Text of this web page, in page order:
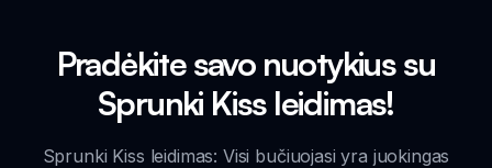
Pradėkite savo nuotykius su
Sprunki Kiss leidimas!
Sprunki Kiss leidimas: Visi bučiuojasi yra juokingas